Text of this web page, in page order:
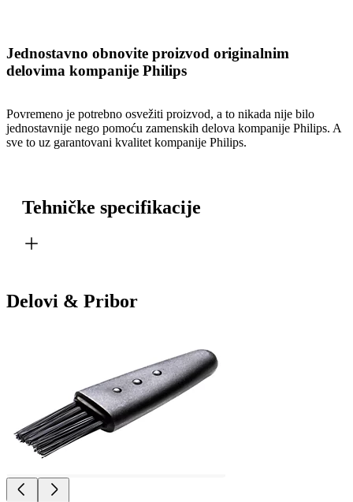
Jednostavno obnovite proizvod originalnim
delovima kompanije Philips
Povremeno je potrebno osvežiti proizvod, a to nikada nije bilo
jednostavnije nego pomoću zamenskih delova kompanije Philips. A
sve to uz garantovani kvalitet kompanije Philips.
Tehničke specifikacije
Delovi & Pribor